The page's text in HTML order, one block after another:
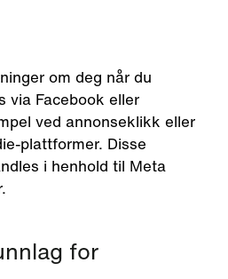
om deg når du
via Facebook eller
ved annonseklikk eller
plattformer. Disse
i henhold til Meta
for